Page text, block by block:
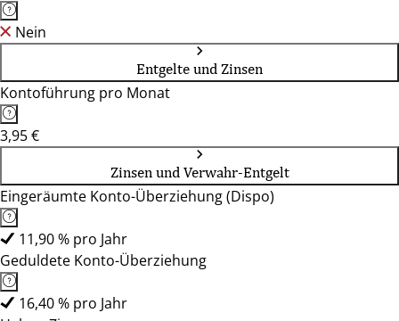
Nein
Entgelte und Zinsen
Kontoführung pro Monat
3,95 €
Zinsen und Verwahr-Entgelt
Eingeräumte Konto-Überziehung (Dispo)
11,90 % pro Jahr
Geduldete Konto-Überziehung
16,40 % pro Jahr